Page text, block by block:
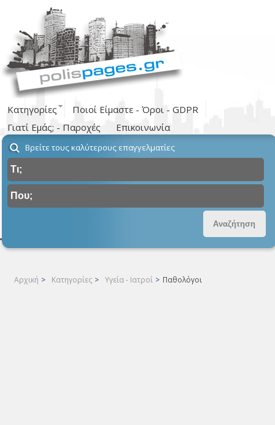
Κατηγορίες
Ποιοί Είμαστε - Όροι - GDPR
Γιατί Εμάς; - Παροχές
Επικοινωνία
Βρείτε τους καλύτερους επαγγελματίες
Αρχική > Κατηγορίες > Υγεία - Ιατροί > Παθολόγοι